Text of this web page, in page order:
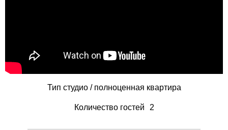
Тип студио / полноценная квартира
Количество гостей 2